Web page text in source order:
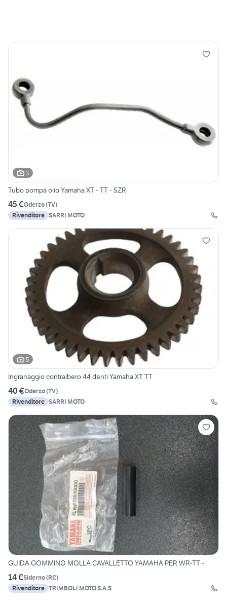
3
Tubo pompa olio Yamaha XT - TT - SZR
45 €Oderzo(TV)
Rivenditore SARRI MOTO
5
Ingranaggio contralbero 44 denti Yamaha XT TT
40 €Oderzo(TV)
Rivenditore SARRI MOTO
GUIDA GOMMINO MOLLA CAVALLETTO YAMAHA PER WR-TT -
14 €Siderno(RC)
Rivenditore TRIMBOLI MOTO S.A.S